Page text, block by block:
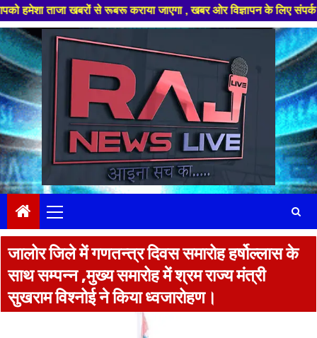
से रूबरू कराया जाएगा , खबर ओर विज्ञापन के लिए संपर्क करे +91
Skip
to
content
Menu
जालोर जिले में गणतन्त्र दिवस समारोह हर्षोल्लास के
साथ सम्पन्न ,मुख्य समारोह में श्रम राज्य मंत्री
सुखराम विश्नोई ने किया ध्वजारोहण।